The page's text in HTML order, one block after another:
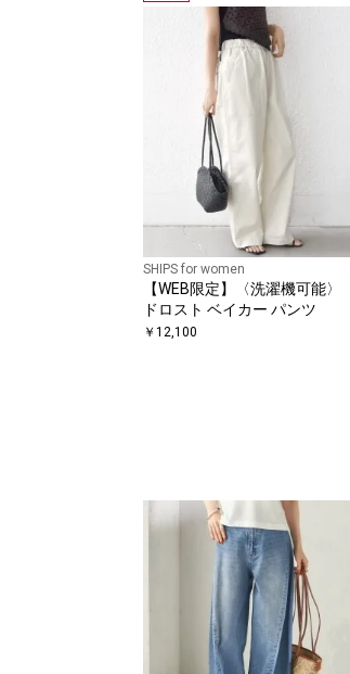
SHIPS for women
【WEB限定】〈洗濯機可能〉
ドロスト ベイカー パンツ
￥ 12,100